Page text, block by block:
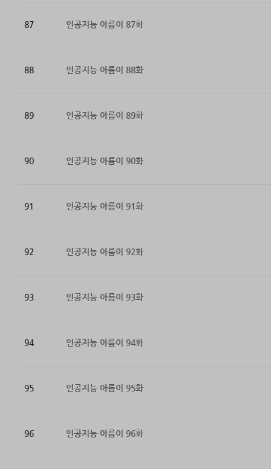
87 인공지능 아름이 87화
88 인공지능 아름이 88화
89 인공지능 아름이 89화
90 인공지능 아름이 90화
91 인공지능 아름이 91화
92 인공지능 아름이 92화
93 인공지능 아름이 93화
94 인공지능 아름이 94화
95 인공지능 아름이 95화
96 인공지능 아름이 96화